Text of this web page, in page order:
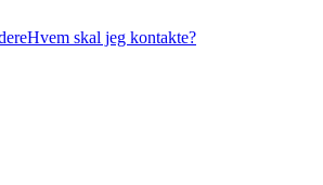
Hvem skal jeg kontakte?